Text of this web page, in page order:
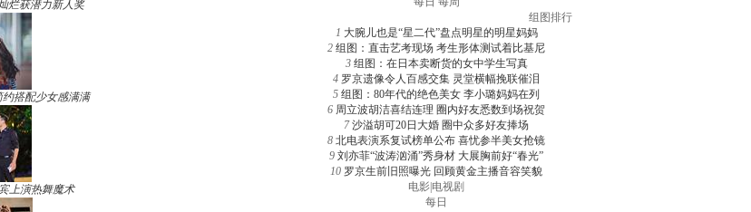
烂获潜力新人奖
搭配少女感满满
上演热舞魔术
组图排行
1 大腕儿也是“星二代”盘点明星的明星妈妈
2 组图：直击艺考现场 考生形体测试着比基尼
3 组图：在日本卖断货的女中学生写真
4 罗京遗像令人百感交集 灵堂横幅挽联催泪
5 组图：80年代的绝色美女 李小璐妈妈在列
6 周立波胡洁喜结连理 圈内好友悉数到场祝贺
7 沙溢胡可20日大婚 圈中众多好友捧场
8 北电表演系复试榜单公布 喜忧参半美女抢镜
9 刘亦菲“波涛汹涌”秀身材 大展胸前好“春光”
10 罗京生前旧照曝光 回顾黄金主播音容笑貌
电影 电视剧
每日